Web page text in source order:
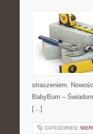
straszeniem.
BabyBum –
[…]
CATEGORIES: